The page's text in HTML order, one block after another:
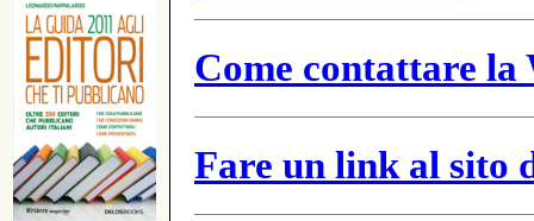
Come contattare
Fare un link al sito